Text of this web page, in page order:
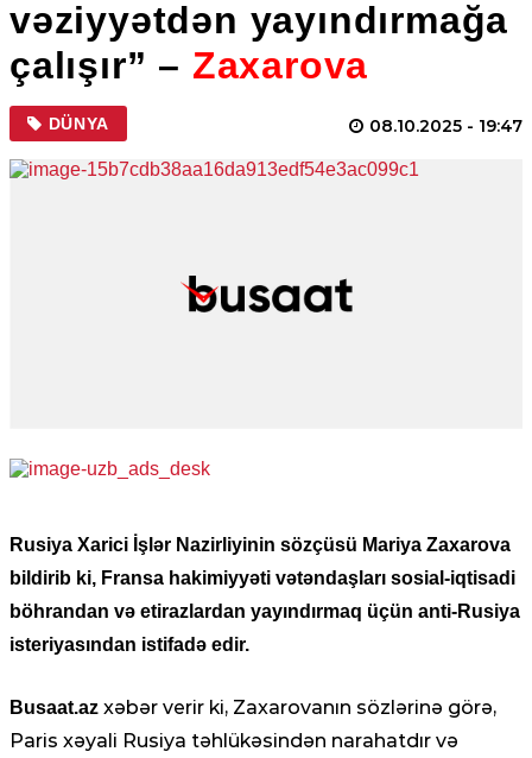
vəziyyətdən yayındırmağa
çalışır” – Zaxarova
DÜNYA 08.10.2025 - 19:47
Rusiya Xarici İşlər Nazirliyinin sözçüsü Mariya Zaxarova
bildirib ki, Fransa hakimiyyəti vətəndaşları sosial-iqtisadi
böhrandan və etirazlardan yayındırmaq üçün anti-Rusiya
isteriyasından istifadə edir.
Busaat.az xəbər verir ki, Zaxarovanın sözlərinə görə,
Paris xəyali Rusiya təhlükəsindən narahatdır və